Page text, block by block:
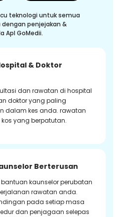
teknologi untuk semua
penjejakan &
Apl GoMedii.
& Doktor
dan rawatan di hospital
doktor yang paling
dalam kes anda. rawatan
yang berpatutan.
Berterusan
kaunselor perubatan
rawatan anda.
pada setiap masa
dan penjagaan selepas